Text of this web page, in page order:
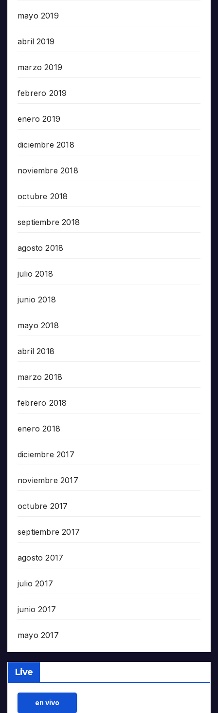
mayo 2019
abril 2019
marzo 2019
febrero 2019
enero 2019
diciembre 2018
noviembre 2018
octubre 2018
septiembre 2018
agosto 2018
julio 2018
junio 2018
mayo 2018
abril 2018
marzo 2018
febrero 2018
enero 2018
diciembre 2017
noviembre 2017
octubre 2017
septiembre 2017
agosto 2017
julio 2017
junio 2017
mayo 2017
Live
en vivo